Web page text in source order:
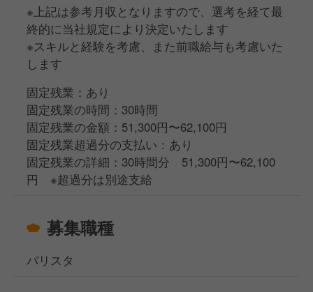
※上記は参考月収となりますので、選考を経て最
終的に当社規定により決定いたします
※スキルと経験を考慮、また前職給与も考慮いた
します
固定残業：あり
固定残業の時間：30時間
固定残業の金額：51,300円〜62,100円
固定残業超過分の支払い：あり
固定残業の詳細：30時間分 51,300円〜62,100
円 ※超過分は別途支給
募集職種
バリスタ